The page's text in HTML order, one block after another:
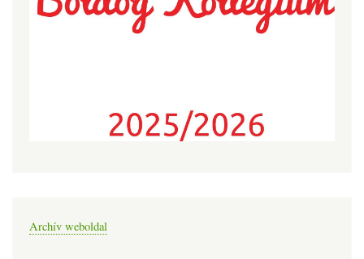
Archív weboldal